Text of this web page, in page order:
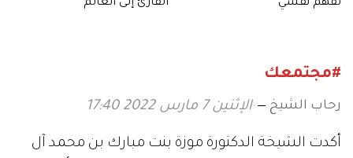
لفهم نفسي
القارئ إلى العالم
#مجتمعك
رحاب الشيخ الإثنين 7 مارس 2022 17:40
أكدت الشيخة الدكتورة موزة بنت مبارك بن محمد آل